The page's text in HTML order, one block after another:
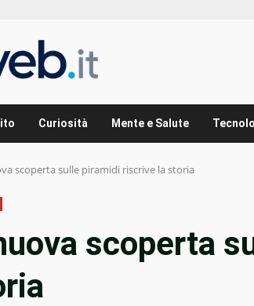
Curiosità Mente e Salute
scoperta sulle piramidi riscrive la storia
scoperta